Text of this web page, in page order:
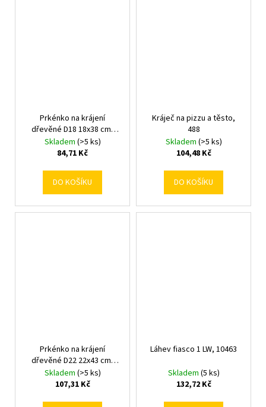
Prkénko na krájení
dřevěné D18 18x38 cm,
467
Skladem (>5 ks)
84,71 Kč
DO KOŠÍKU
Kráječ na pizzu a těsto,
488
Skladem (>5 ks)
104,48 Kč
DO KOŠÍKU
Prkénko na krájení
dřevěné D22 22x43 cm,
468
Skladem (>5 ks)
107,31 Kč
Láhev fiasco 1 LW, 10463
Skladem (5 ks)
132,72 Kč